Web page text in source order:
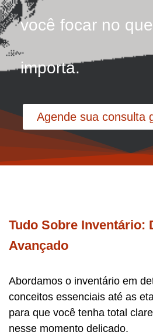
você focar no
importa.
Agende sua consulta
Tudo Sobre Inventário:
Avançado
Abordamos o inventário em
conceitos essenciais até as
para que você tenha total
nesse momento delicado.